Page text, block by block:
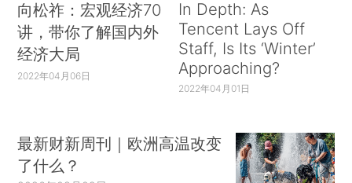
向松祚：宏观经济70
讲，带你了解国内外
经济大局
2022年04月06日
In Depth: As
Tencent Lays Off
Staff, Is Its ‘Winter’
Approaching?
2022年04月01日
最新财新周刊｜欧洲高温改变
了什么？